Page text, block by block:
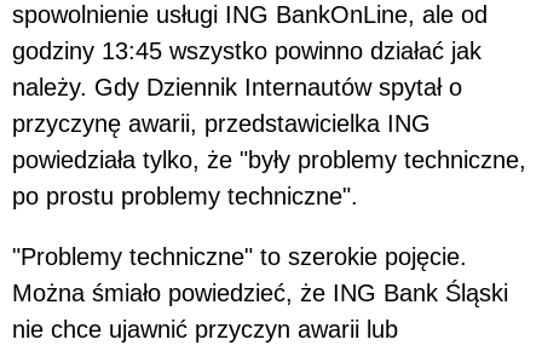
spowolnienie usługi ING BankOnLine, ale od
godziny 13:45 wszystko powinno działać jak
należy. Gdy Dziennik Internautów spytał o
przyczynę awarii, przedstawicielka ING
powiedziała tylko, że "były problemy techniczne,
po prostu problemy techniczne".
"Problemy techniczne" to szerokie pojęcie.
Można śmiało powiedzieć, że ING Bank Śląski
nie chce ujawnić przyczyn awarii lub